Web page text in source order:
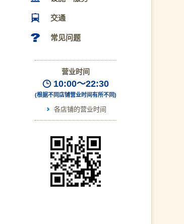
交通
常见问题
营业时间
10:00〜22:30
(根据不同店铺营业时间有所不同)
各店铺的营业时间